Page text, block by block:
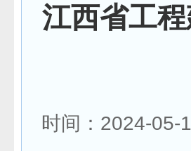
江西省工
时间：2024-05-